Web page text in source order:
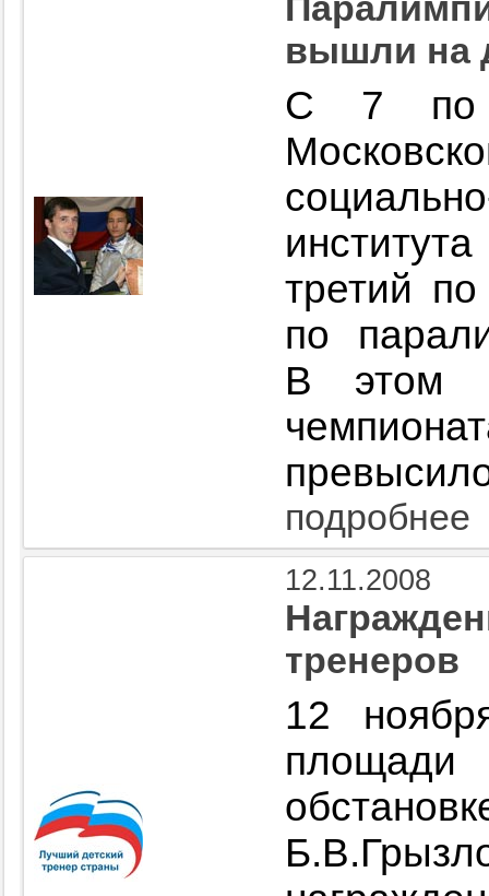
вышли на
С 7 по
третий
по
В этом
подробнее
12.11.2008
тренеров
12